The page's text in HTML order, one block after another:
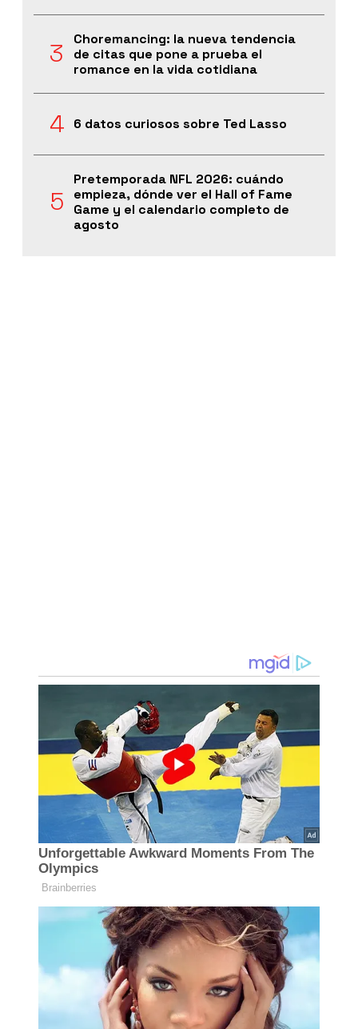
Choremancing: la nueva tendencia
de citas que pone a prueba el
romance en la vida cotidiana
6 datos curiosos sobre Ted Lasso
Pretemporada NFL 2026: cuándo
empieza, dónde ver el Hall of Fame
Game y el calendario completo de
agosto